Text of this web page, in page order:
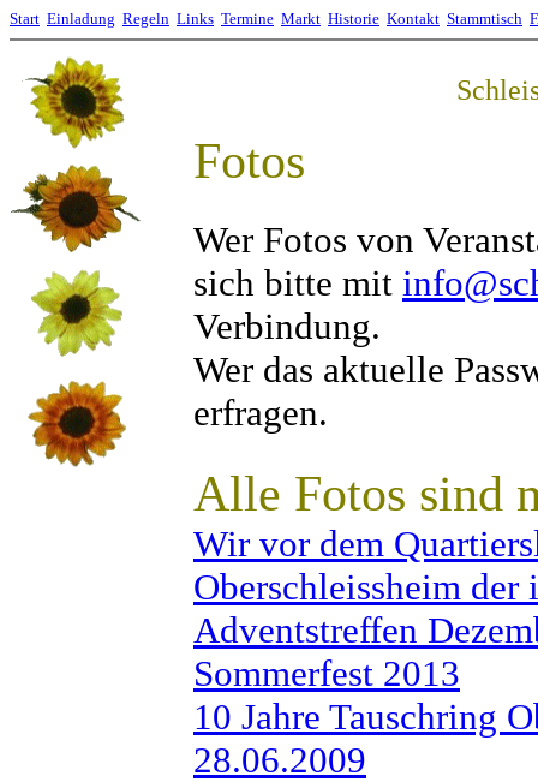
Start Einladung Regeln Links Termine Markt Historie Kontakt Stammtisch
Fotos
Wer Fotos von
sich bitte mit
Verbindung.
Wer das aktuelle
erfragen.
Alle Fotos sind
Wir vor dem
Oberschleissheim
Adventstreffen
Sommerfest 2013
10 Jahre Tauschring
28.06.2009